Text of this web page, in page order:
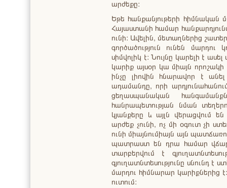
արժեքը:
Եթե հանքանյութերի
Հայաստանի համար
ունի: Ավելին, մետաղներից
գործածություն ունեն
սիմվոլիկ է: Նույնը կարելի է
կարիք այսօր կա միայն
ինչը լիովին հնարավոր է
ադամանդը, որի
ցեղասպանական
հանրապետության նման
կյանքերը և այլն վերացվում
արժեք չունի, ոչ մի օգուտ չի
ունի միայնումիայն այն
պատրաստ են դրա համար
տարբերվում է
գյուղատնտեսությունը սնունդ է
մարդու հիմնարար կարիքներից
ուտում: